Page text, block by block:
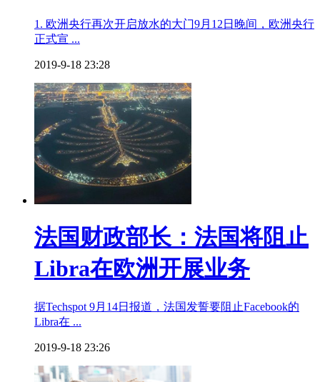
1. 欧洲央行再次开启放水的大门9月12日晚间，欧洲央行
正式宣 ...
2019-9-18 23:28
法国财政部长：法国将阻止
Libra在欧洲开展业务
据Techspot 9月14日报道，法国发誓要阻止Facebook的
Libra在 ...
2019-9-18 23:26